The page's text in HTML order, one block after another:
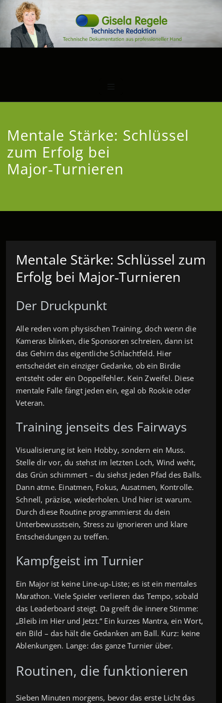
Mentale Stärke: Schlüssel
zum Erfolg bei
Major‑Turnieren
Mentale Stärke: Schlüssel zum
Erfolg bei Major‑Turnieren
Der Druckpunkt
Alle reden vom physischen Training, doch wenn die
Kameras blinken, die Sponsoren schreien, dann ist
das Gehirn das eigentliche Schlachtfeld. Hier
entscheidet ein einziger Gedanke, ob ein Birdie
entsteht oder ein Doppelfehler. Kein Zweifel. Diese
mentale Falle fängt jeden ein, egal ob Rookie oder
Veteran.
Training jenseits des Fairways
Visualisierung ist kein Hobby, sondern ein Muss.
Stelle dir vor, du stehst im letzten Loch, Wind weht,
das Grün schimmert – du siehst jeden Pfad des Balls.
Dann atme. Einatmen, Fokus, Ausatmen, Kontrolle.
Schnell, präzise, wiederholen. Und hier ist warum.
Durch diese Routine programmierst du dein
Unterbewusstsein, Stress zu ignorieren und klare
Entscheidungen zu treffen.
Kampfgeist im Turnier
Ein Major ist keine Line‑up‑Liste; es ist ein mentales
Marathon. Viele Spieler verlieren das Tempo, sobald
das Leaderboard steigt. Da greift die innere Stimme:
„Bleib im Hier und Jetzt.“ Ein kurzes Mantra, ein Wort,
ein Bild – das hält die Gedanken am Ball. Kurz: keine
Ablenkungen. Lange: das ganze Turnier über.
Routinen, die funktionieren
Sieben Minuten morgens, bevor das erste Licht das